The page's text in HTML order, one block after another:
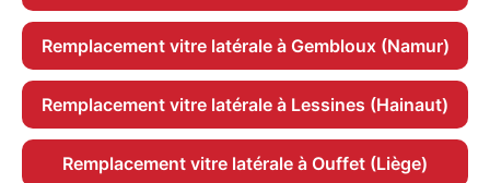
Remplacement vitre latérale à Gembloux (Namur)
Remplacement vitre latérale à Lessines (Hainaut)
Remplacement vitre latérale à Ouffet (Liège)